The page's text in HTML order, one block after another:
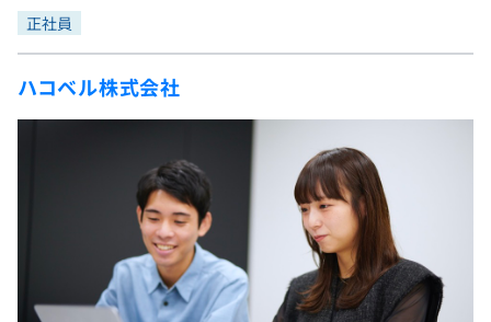
インターン
新卒エージェント
就活成功ガイド
問題集
4択課題
個人向けプラン
プログラミング言語
再チャレンジ結果一覧
ゲーム・マンガ
Tech Team Journal
paizaとは？
正社員
ハコベル株式会社